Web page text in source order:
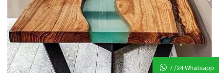
7 /24 Whatsapp